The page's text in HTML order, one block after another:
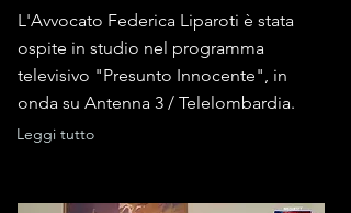
L'Avvocato Federica Liparoti è stata
ospite in studio nel programma
televisivo "Presunto Innocente", in
onda su Antenna 3 / Telelombardia.
Leggi tutto